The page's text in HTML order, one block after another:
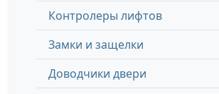
Контролеры лифтов
Замки и защелки
Доводчики двери